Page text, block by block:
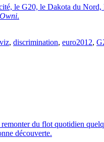
le G20, le Dakota du
Owni.
, discrimination, euro2012,
du flot quotidien
découverte.